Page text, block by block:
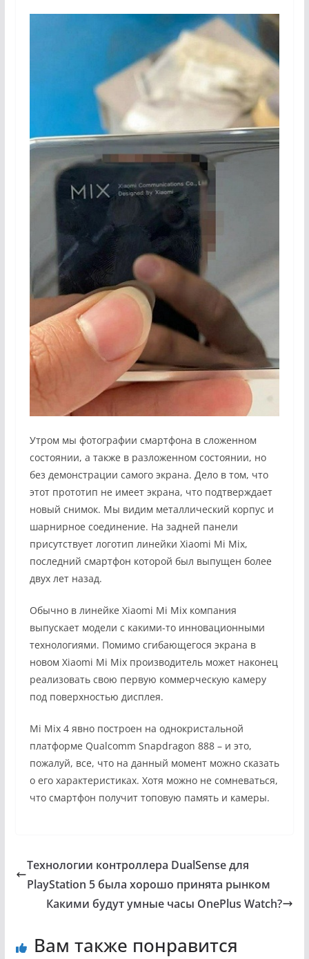
Утром мы фотографии смартфона в сложенном
состоянии, а также в разложенном состоянии, но
без демонстрации самого экрана. Дело в том, что
этот прототип не имеет экрана, что подтверждает
новый снимок. Мы видим металлический корпус и
шарнирное соединение. На задней панели
присутствует логотип линейки Xiaomi Mi Mix,
последний смартфон которой был выпущен более
двух лет назад.
Обычно в линейке Xiaomi Mi Mix компания
выпускает модели с какими-то инновационными
технологиями. Помимо сгибающегося экрана в
новом Xiaomi Mi Mix производитель может наконец
реализовать свою первую коммерческую камеру
под поверхностью дисплея.
Mi Mix 4 явно построен на однокристальной
платформе Qualcomm Snapdragon 888 – и это,
пожалуй, все, что на данный момент можно сказать
о его характеристиках. Хотя можно не сомневаться,
что смартфон получит топовую память и камеры.
Технологии контроллера DualSense для
PlayStation 5 была хорошо принята рынком
Какими будут умные часы OnePlus Watch?
Вам также понравится